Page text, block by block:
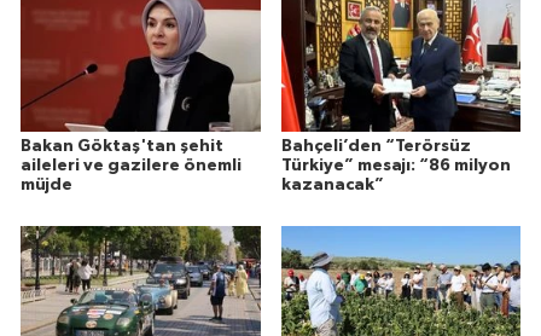
Bakan Göktaş'tan şehit
aileleri ve gazilere önemli
müjde
Bahçeli’den “Terörsüz
Türkiye” mesajı: “86 milyon
kazanacak”